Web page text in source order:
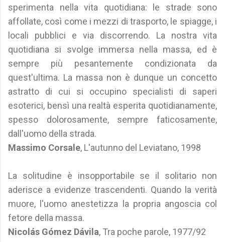
sperimenta nella vita quotidiana: le strade sono
affollate, così come i mezzi di trasporto, le spiagge, i
locali pubblici e via discorrendo. La nostra vita
quotidiana si svolge immersa nella massa, ed è
sempre più pesantemente condizionata da
quest'ultima. La massa non è dunque un concetto
astratto di cui si occupino specialisti di saperi
esoterici, bensì una realtà esperita quotidianamente,
spesso dolorosamente, sempre faticosamente,
dall'uomo della strada.
Massimo Corsale, L'autunno del Leviatano, 1998
La solitudine è insopportabile se il solitario non
aderisce a evidenze trascendenti. Quando la verità
muore, l'uomo anestetizza la propria angoscia col
fetore della massa.
Nicolás Gómez Dávila, Tra poche parole, 1977/92